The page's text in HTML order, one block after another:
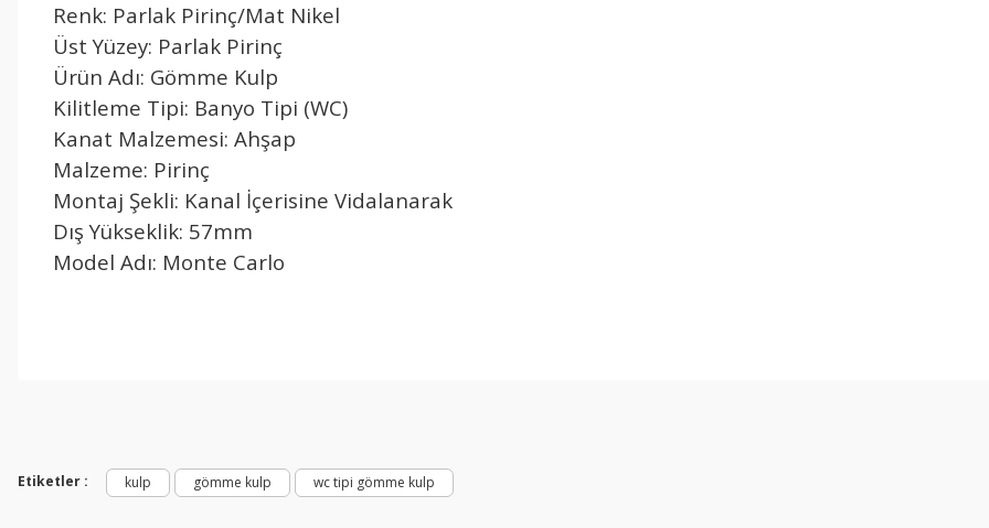
Renk: Parlak Pirinç/Mat Nikel
Üst Yüzey: Parlak Pirinç
Ürün Adı: Gömme Kulp
Kilitleme Tipi: Banyo Tipi (WC)
Kanat Malzemesi: Ahşap
Malzeme: Pirinç
Montaj Şekli: Kanal İçerisine Vidalanarak
Dış Yükseklik: 57mm
Model Adı: Monte Carlo
Etiketler : kulp gömme kulp wc tipi gömme kulp